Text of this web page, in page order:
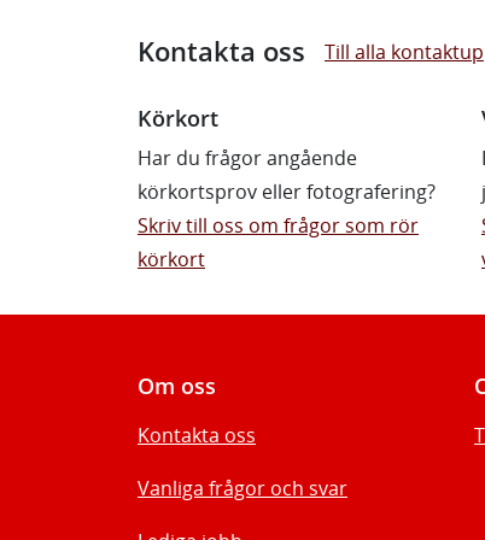
Kontakta oss Till alla
Körkort
Har du frågor angående
körkortsprov eller fotografering?
Skriv till oss om frågor som rör
körkort
Om oss
Kontakta oss
Vanliga frågor och svar